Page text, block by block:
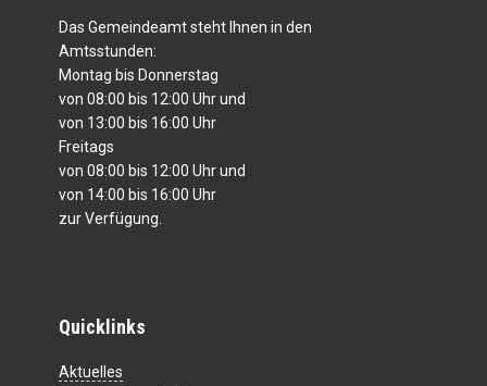
Das Gemeindeamt steht Ihnen in den
Amtsstunden:
Montag bis Donnerstag
von 08:00 bis 12:00 Uhr und
von 13:00 bis 16:00 Uhr
Freitags
von 08:00 bis 12:00 Uhr und
von 14:00 bis 16:00 Uhr
zur Verfügung.
Quicklinks
Aktuelles